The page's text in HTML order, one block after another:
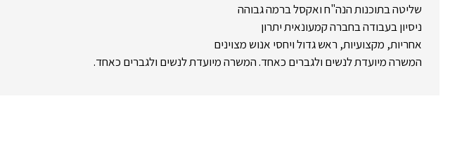
שליטה בתוכנות הנה"ח ואקסל ברמה גבוהה
ניסיון בעבודה בחברה קמעונאית יתרון
אחריות, מקצועיות, ראש גדול ויחסי אנוש מצוינים
המשרה מיועדת לנשים ולגברים כאחד. המשרה מיועדת לנשים ולגברים כאחד.